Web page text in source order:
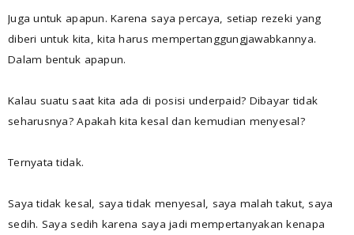
Juga untuk apapun. Karena saya percaya, setiap rezeki yang
diberi untuk kita, kita harus mempertanggungjawabkannya.
Dalam bentuk apapun.
Kalau suatu saat kita ada di posisi underpaid? Dibayar tidak
seharusnya? Apakah kita kesal dan kemudian menyesal?
Ternyata tidak.
Saya tidak kesal, saya tidak menyesal, saya malah takut, saya
sedih. Saya sedih karena saya jadi mempertanyakan kenapa